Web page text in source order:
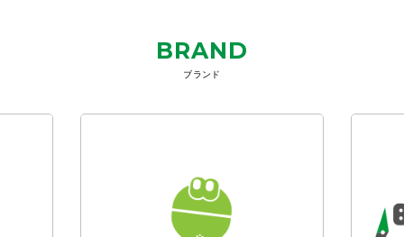
BRAND
ブランド